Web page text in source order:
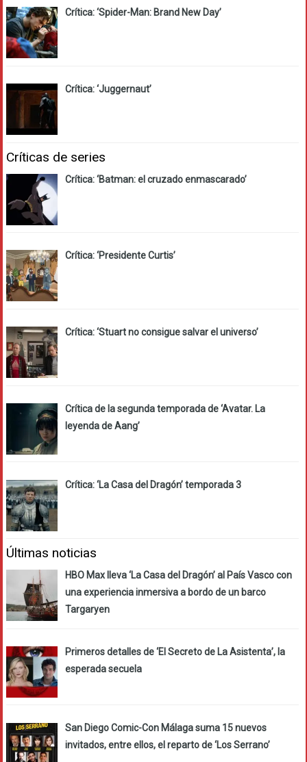
Crítica: ‘Spider-Man: Brand New Day’
Crítica: ‘Juggernaut’
Críticas de series
Crítica: ‘Batman: el cruzado enmascarado’
Crítica: ‘Presidente Curtis’
Crítica: ‘Stuart no consigue salvar el universo’
Crítica de la segunda temporada de ‘Avatar. La
leyenda de Aang’
Crítica: ‘La Casa del Dragón’ temporada 3
Últimas noticias
HBO Max lleva ‘La Casa del Dragón’ al País Vasco con
una experiencia inmersiva a bordo de un barco
Targaryen
Primeros detalles de ‘El Secreto de La Asistenta’, la
esperada secuela
San Diego Comic-Con Málaga suma 15 nuevos
invitados, entre ellos, el reparto de ‘Los Serrano’